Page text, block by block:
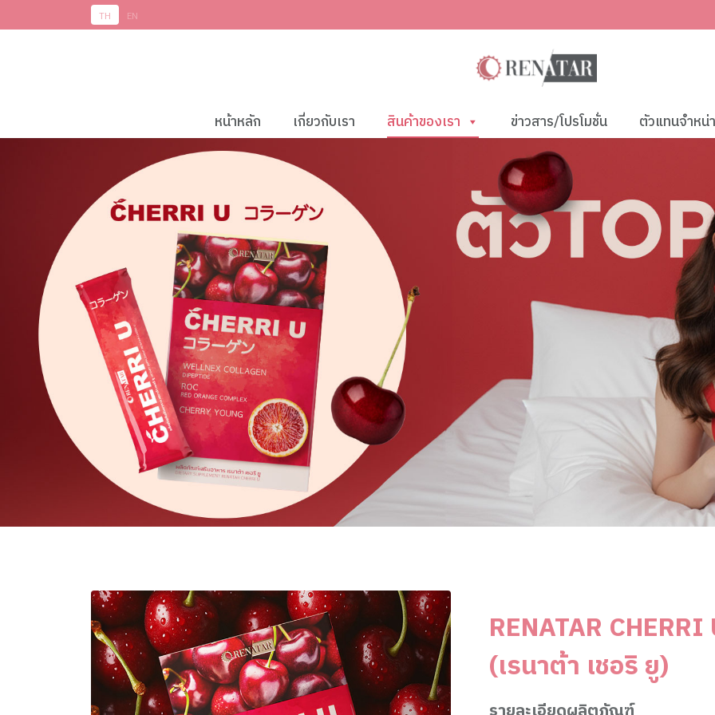
TH EN
หน้าหลัก เกี่ยวกับเรา สินค้าของเรา ข่าวสาร/โปรโมชั่น ตัวแทนจำหน่
RENATAR CHERRI
(เรนาต้า เชอริ ยู)